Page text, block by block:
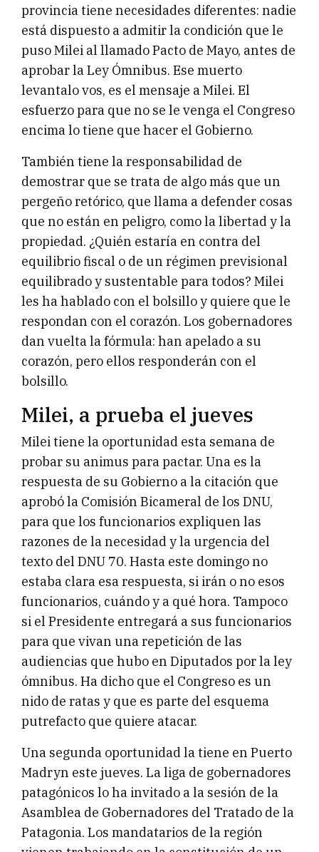
provincia tiene necesidades diferentes: nadie
está dispuesto a admitir la condición que le
puso Milei al llamado Pacto de Mayo, antes de
aprobar la Ley Ómnibus. Ese muerto
levantalo vos, es el mensaje a Milei. El
esfuerzo para que no se le venga el Congreso
encima lo tiene que hacer el Gobierno.
También tiene la responsabilidad de
demostrar que se trata de algo más que un
pergeño retórico, que llama a defender cosas
que no están en peligro, como la libertad y la
propiedad. ¿Quién estaría en contra del
equilibrio fiscal o de un régimen previsional
equilibrado y sustentable para todos? Milei
les ha hablado con el bolsillo y quiere que le
respondan con el corazón. Los gobernadores
dan vuelta la fórmula: han apelado a su
corazón, pero ellos responderán con el
bolsillo.
Milei, a prueba el jueves
Milei tiene la oportunidad esta semana de
probar su animus para pactar. Una es la
respuesta de su Gobierno a la citación que
aprobó la Comisión Bicameral de los DNU,
para que los funcionarios expliquen las
razones de la necesidad y la urgencia del
texto del DNU 70. Hasta este domingo no
estaba clara esa respuesta, si irán o no esos
funcionarios, cuándo y a qué hora. Tampoco
si el Presidente entregará a sus funcionarios
para que vivan una repetición de las
audiencias que hubo en Diputados por la ley
ómnibus. Ha dicho que el Congreso es un
nido de ratas y que es parte del esquema
putrefacto que quiere atacar.
Una segunda oportunidad la tiene en Puerto
Madryn este jueves. La liga de gobernadores
patagónicos lo ha invitado a la sesión de la
Asamblea de Gobernadores del Tratado de la
Patagonia. Los mandatarios de la región